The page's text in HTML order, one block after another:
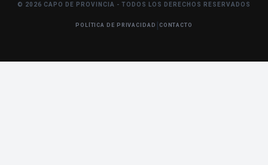
© 2026 CAPO DE PROVINCIA - TODOS LOS DERECHOS RESERVADOS
POLÍTICA DE PRIVACIDAD | CONTACTO